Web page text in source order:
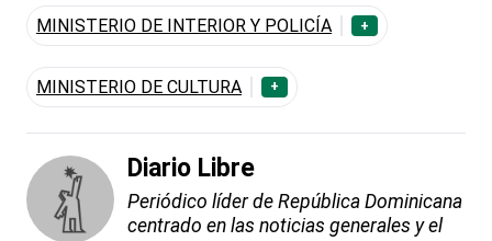
MINISTERIO DE INTERIOR Y POLICÍA +
MINISTERIO DE CULTURA +
Diario Libre
Periódico líder de República Dominicana
centrado en las noticias generales y el